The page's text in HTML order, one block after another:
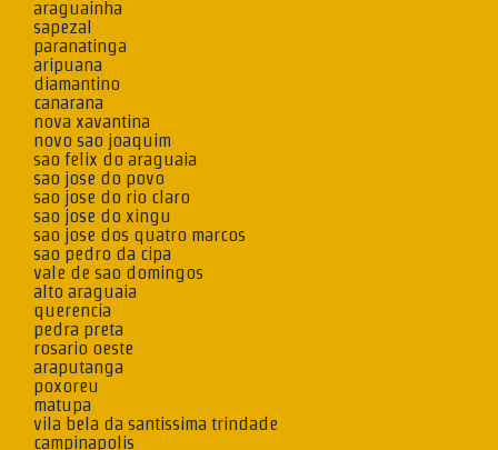
araguainha
sapezal
paranatinga
aripuana
diamantino
canarana
nova xavantina
novo sao joaquim
sao felix do araguaia
sao jose do povo
sao jose do rio claro
sao jose do xingu
sao jose dos quatro marcos
sao pedro da cipa
vale de sao domingos
alto araguaia
querencia
pedra preta
rosario oeste
araputanga
poxoreu
matupa
vila bela da santissima trindade
campinapolis